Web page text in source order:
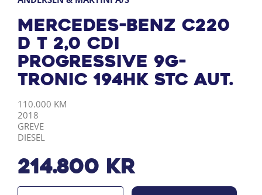
Mercedes-Benz C220
d T 2,0 CDI
Progressive 9G-
Tronic 194HK Stc Aut.
KILOMETER
110.000 KM
ÅRGANG
2018
BY
GREVE
DRIVMIDDEL
DIESEL
214.800 kr